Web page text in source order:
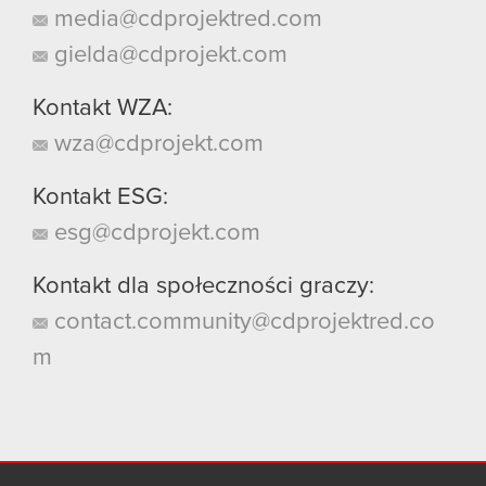
media@cdprojektred.com
gielda@cdprojekt.com
Kontakt WZA:
wza@cdprojekt.com
Kontakt ESG:
esg@cdprojekt.com
Kontakt dla społeczności graczy:
contact.community@cdprojektred.co
m